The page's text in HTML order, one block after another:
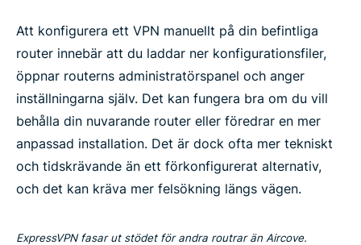
Att konfigurera ett VPN manuellt på din befintliga
router innebär att du laddar ner konfigurationsfiler,
öppnar routerns administratörspanel och anger
inställningarna själv. Det kan fungera bra om du vill
behålla din nuvarande router eller föredrar en mer
anpassad installation. Det är dock ofta mer tekniskt
och tidskrävande än ett förkonfigurerat alternativ,
och det kan kräva mer felsökning längs vägen.
ExpressVPN fasar ut stödet för andra routrar än Aircove.